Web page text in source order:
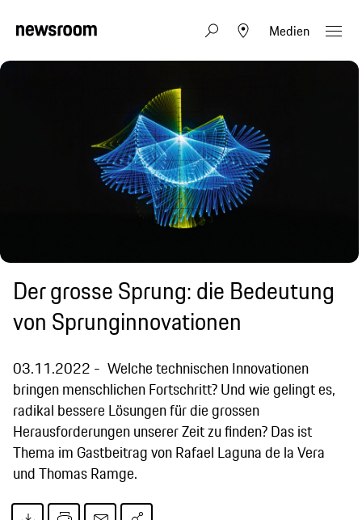
Medien
Der grosse Sprung: die Bedeutung
von Sprunginnovationen
03.11.2022
Welche technischen Innovationen
bringen menschlichen Fortschritt? Und wie gelingt es,
radikal bessere Lösungen für die grossen
Herausforderungen unserer Zeit zu finden? Das ist
Thema im Gastbeitrag von Rafael Laguna de la Vera
und Thomas Ramge.